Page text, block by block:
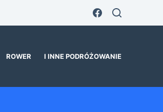
ROWER I INNE PODRÓŻOWANIE